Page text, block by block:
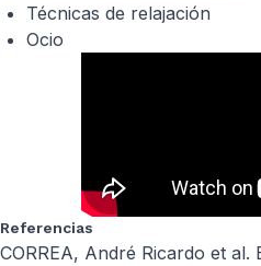
Técnicas de relajación
Ocio
Referencias
CORREA, André Ricardo et al.